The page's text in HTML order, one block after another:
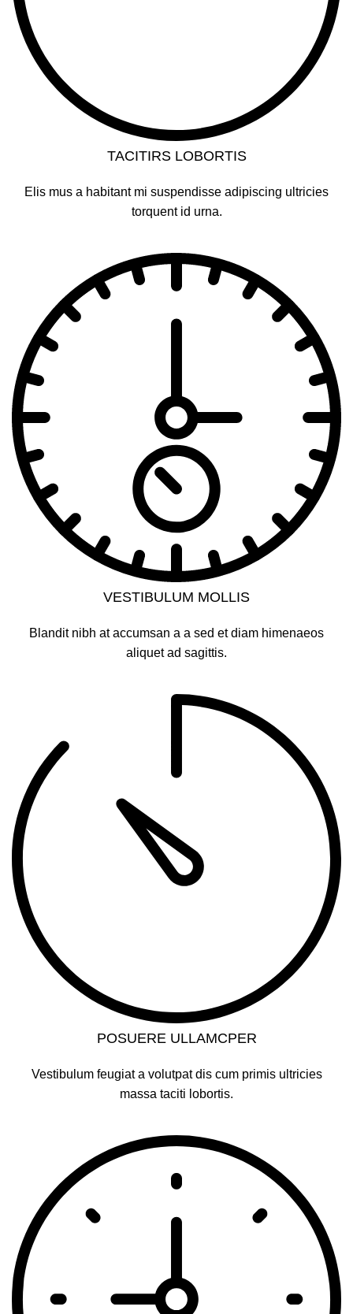
TACITIRS LOBORTIS
Elis mus a habitant mi suspendisse adipiscing ultricies
torquent id urna.
VESTIBULUM MOLLIS
Blandit nibh at accumsan a a sed et diam himenaeos
aliquet ad sagittis.
POSUERE ULLAMCPER
Vestibulum feugiat a volutpat dis cum primis ultricies
massa taciti lobortis.